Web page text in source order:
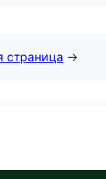
страница →